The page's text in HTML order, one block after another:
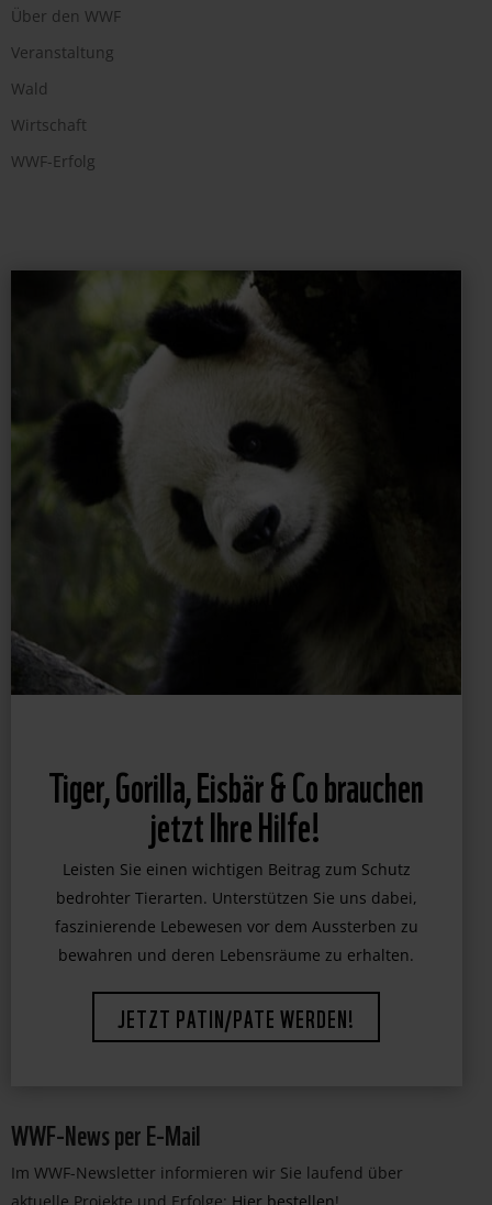
Über den WWF
Veranstaltung
Wald
Wirtschaft
WWF-Erfolg
Tiger, Gorilla, Eisbär & Co brauchen
jetzt Ihre Hilfe!
Leisten Sie einen wichtigen Beitrag zum Schutz
bedrohter Tierarten. Unterstützen Sie uns dabei,
faszinierende Lebewesen vor dem Aussterben zu
JETZT PATIN/PATE WERDEN!
WWF-News per E-Mail
Im WWF-Newsletter informieren wir Sie laufend über